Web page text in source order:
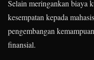
Selain meringankan biaya
kesempatan kepada
pengembangan
finansial.